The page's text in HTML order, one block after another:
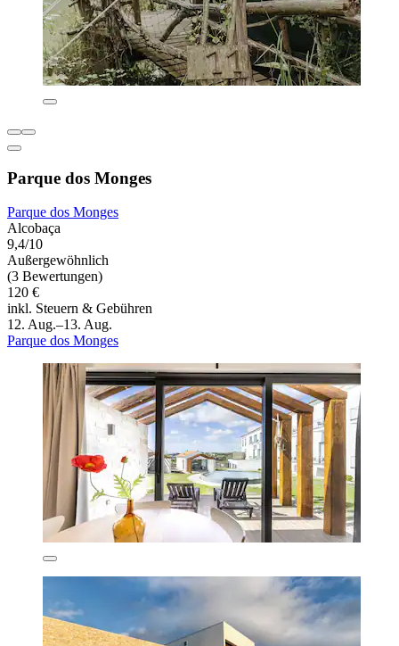
Parque dos Monges
Parque dos Monges
Alcobaça
9,4/10
Außergewöhnlich
(3 Bewertungen)
120 €
inkl. Steuern & Gebühren
12. Aug.–13. Aug.
Parque dos Monges